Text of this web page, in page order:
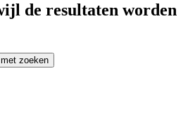
de resultaten worden
zoeken